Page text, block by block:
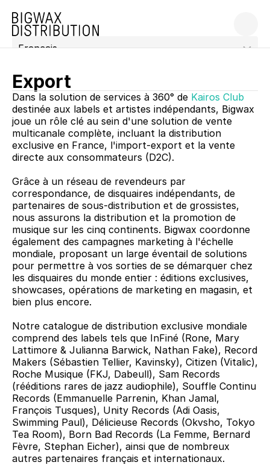
Français
Export
Dans la solution de services à 360° de Kairos Club
destinée aux labels et artistes indépendants, Bigwax
joue un rôle clé au sein d'une solution de vente
multicanale complète, incluant la distribution
exclusive en France, l'import-export et la vente
directe aux consommateurs (D2C).
Grâce à un réseau de revendeurs par
correspondance, de disquaires indépendants, de
partenaires de sous-distribution et de grossistes,
nous assurons la distribution et la promotion de
musique sur les cinq continents. Bigwax coordonne
également des campagnes marketing à l'échelle
mondiale, proposant un large éventail de solutions
pour permettre à vos sorties de se démarquer chez
les disquaires du monde entier : éditions exclusives,
showcases, opérations de marketing en magasin, et
bien plus encore.
Notre catalogue de distribution exclusive mondiale
comprend des labels tels que InFiné (Rone, Mary
Lattimore & Julianna Barwick, Nathan Fake), Record
Makers (Sébastien Tellier, Kavinsky), Citizen (Vitalic),
Roche Musique (FKJ, Dabeull), Sam Records
(rééditions rares de jazz audiophile), Souffle Continu
Records (Emmanuelle Parrenin, Khan Jamal,
François Tusques), Unity Records (Adi Oasis,
Swimming Paul), Délicieuse Records (Okvsho, Tokyo
Tea Room), Born Bad Records (La Femme, Bernard
Fèvre, Stephan Eicher), ainsi que de nombreux
autres partenaires français et internationaux.